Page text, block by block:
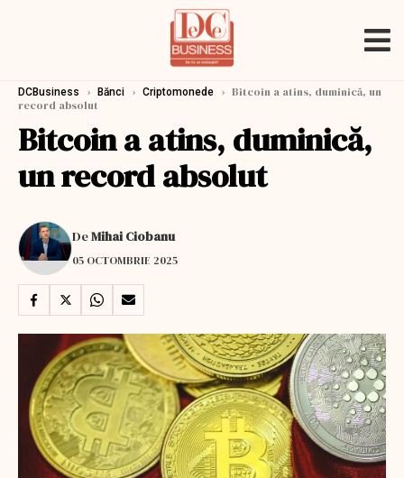
DCBusiness › Bănci › Criptomonede › Bitcoin a atins, duminică, un
record absolut
Bitcoin a atins, duminică,
un record absolut
DeMihai Ciobanu
05 OCTOMBRIE 2025